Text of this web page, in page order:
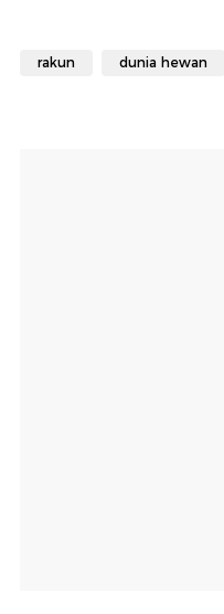
rakun dunia hewan